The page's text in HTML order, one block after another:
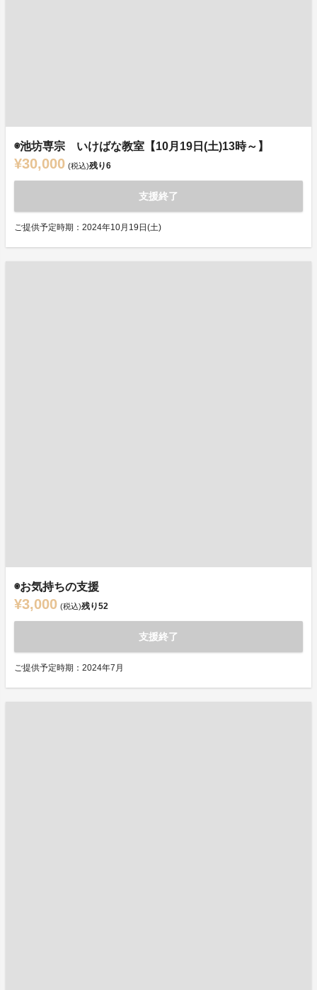
◉池坊専宗 いけばな教室【10月19日(土)13時～】
¥30,000 (税込)残り6
支援終了
ご提供予定時期：2024年10月19日(土)
◉お気持ちの支援
¥3,000 (税込)残り52
支援終了
ご提供予定時期：2024年7月